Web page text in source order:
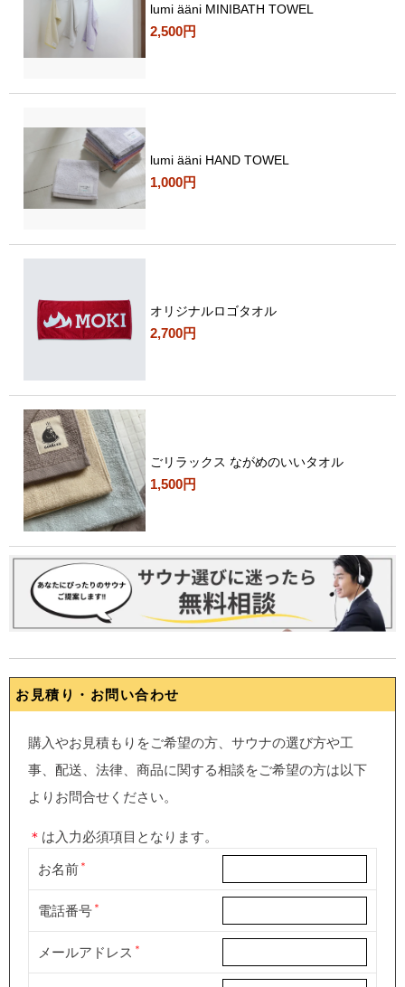
lumi ääni MINIBATH TOWEL
2,500円
lumi ääni HAND TOWEL
1,000円
オリジナルロゴタオル
2,700円
ごリラックス ながめのいいタオル
1,500円
お見積り・お問い合わせ
購入やお見積もりをご希望の方、サウナの選び方や工
事、配送、法律、商品に関する相談をご希望の方は以下
よりお問合せください。
＊ は入力必須項目となります。
お名前
電話番号
メールアドレス